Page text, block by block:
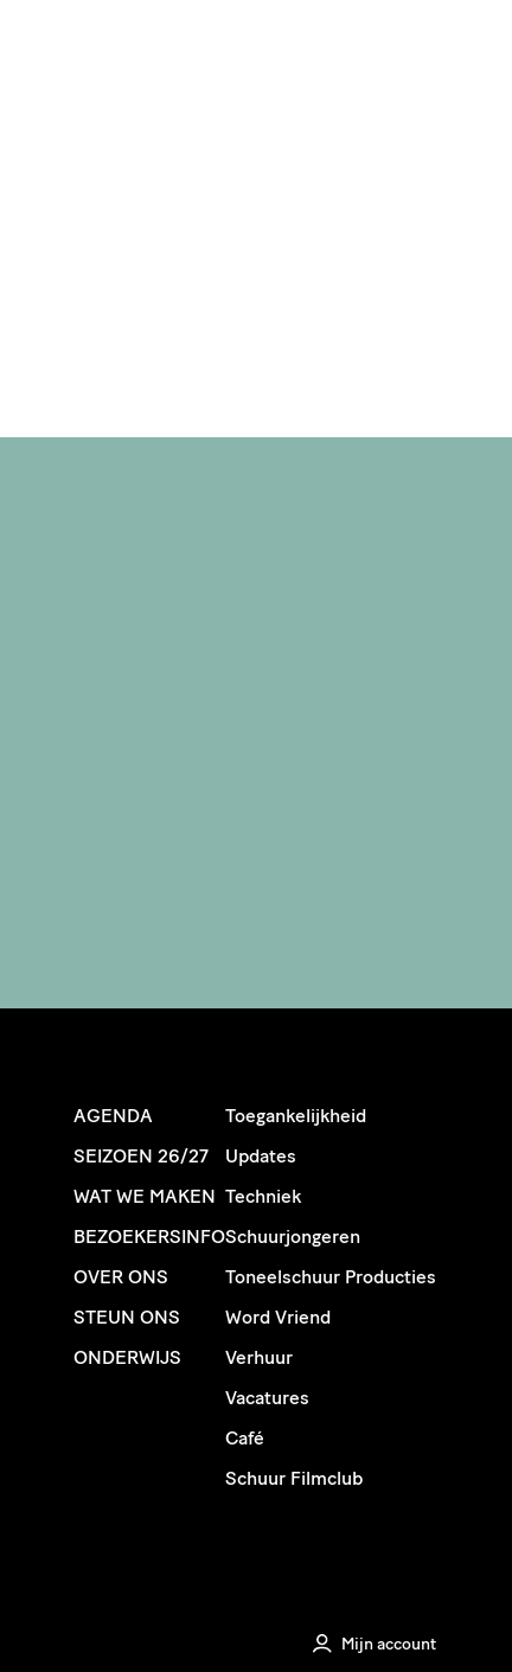
AGENDA
SEIZOEN 26/27
WAT WE MAKEN
BEZOEKERSINFO
OVER ONS
STEUN ONS
ONDERWIJS
Toegankelijkheid
Updates
Techniek
Schuurjongeren
Toneelschuur Producties
Word Vriend
Verhuur
Vacatures
Café
Schuur Filmclub
Mijn account